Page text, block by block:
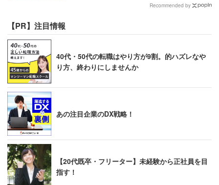
Recommended by
【PR】注目情報
40代・50代の転職はやり方が9割。的ハズレなや
り方、終わりにしませんか
あの注目企業のDX戦略！
【20代既卒・フリーター】未経験から正社員を目
指す！